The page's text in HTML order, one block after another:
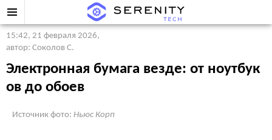
15:42, 21 февраля 2026,
автор: Соколов С.
Электронная бумага везде: от ноутбук
ов до обоев
Источник фото: Ньюс Корп